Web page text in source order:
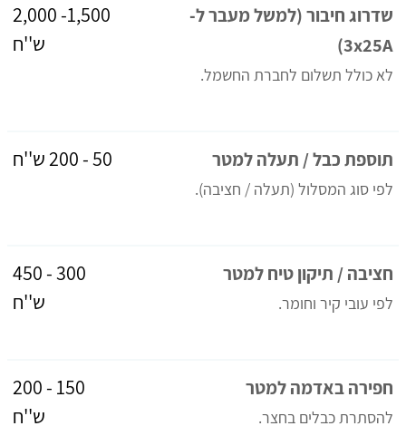
שדרוג חיבור (למשל מעבר ל-
3x25A)
לא כולל תשלום לחברת החשמל.
1,500- 2,000
ש''ח
תוספת כבל / תעלה למטר
לפי סוג המסלול (תעלה / חציבה).
50 - 200 ש''ח
חציבה / תיקון טיח למטר
לפי עובי קיר וחומר.
300 - 450
ש''ח
חפירה באדמה למטר
להסתרת כבלים בחצר.
150 - 200
ש''ח